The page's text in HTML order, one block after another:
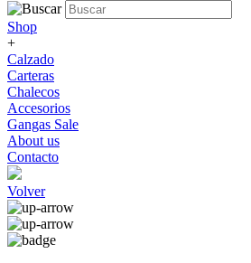
Shop
+
Calzado
Carteras
Chalecos
Accesorios
Gangas Sale
About us
Contacto
Volver